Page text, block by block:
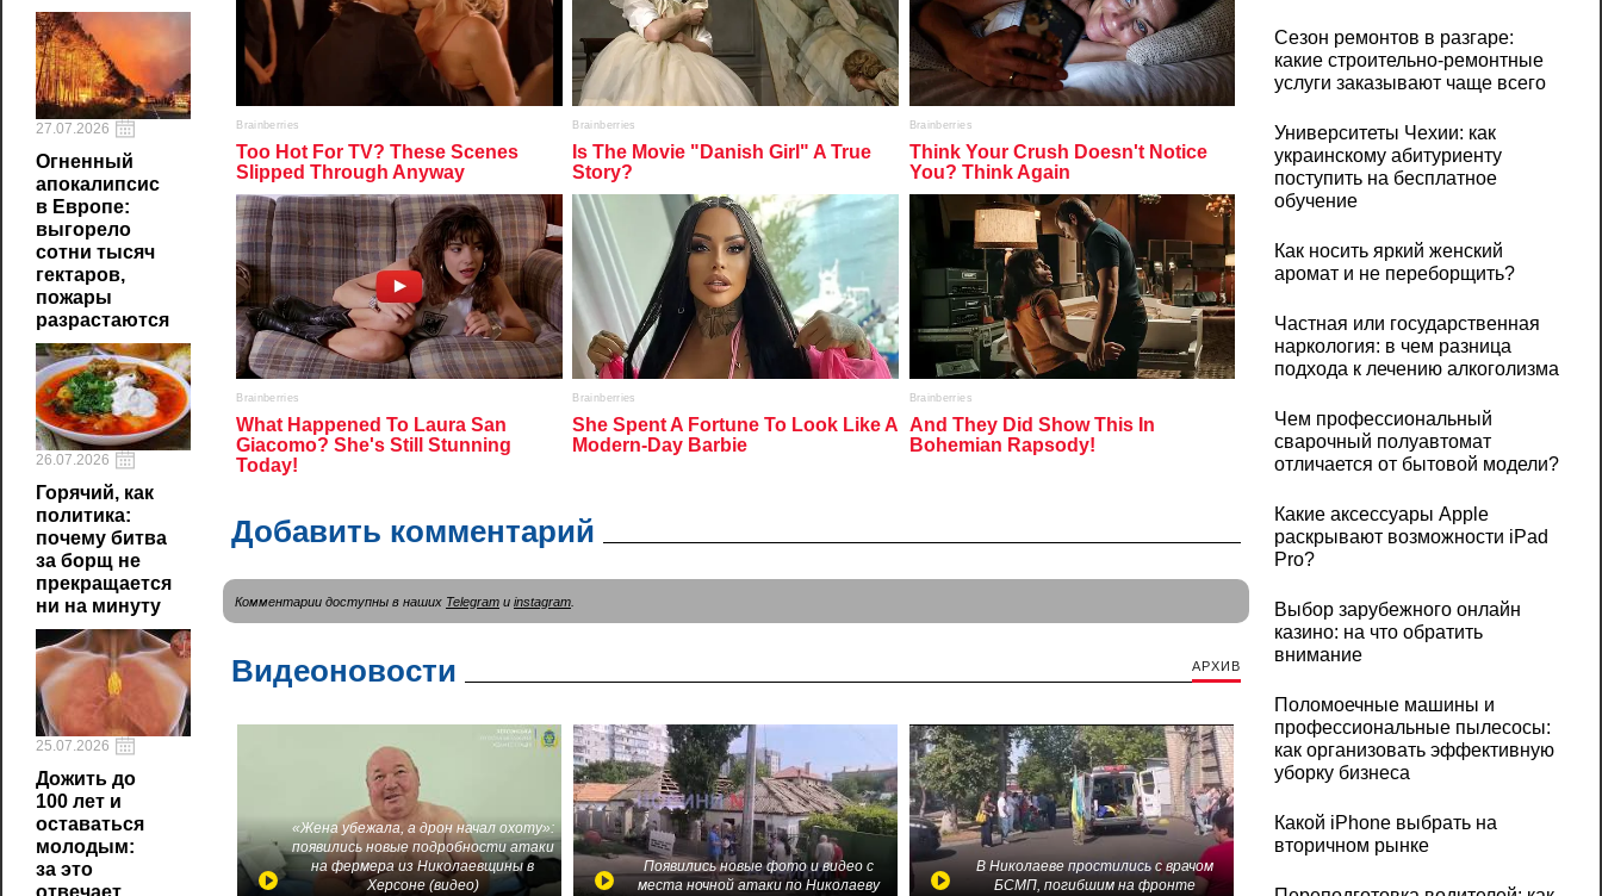
27.07.2026
Огненный
апокалипсис
в Европе:
выгорело
сотни тысяч
гектаров,
пожары
разрастаются
26.07.2026
Горячий, как
политика:
почему битва
за борщ не
прекращается
ни на минуту
25.07.2026
Дожить до
100 лет и
оставаться
молодым:
за это
отвечает
Добавить комментарий
Комментарии доступны в наших Telegram и instagram
Видеоновости АРХИВ
«Жена убежала, а дрон начал охоту»:
появились новые подробности атаки
на фермера из Николаевщины в
Херсоне (видео)
Появились новые фото и видео с
места ночной атаки по Николаеву
В Николаеве простились с врачом
БСМП, погибшим на фронте
Сезон ремонтов в разгаре:
какие строительно-ремонтные
услуги заказывают чаще всего
Университеты Чехии: как
украинскому абитуриенту
поступить на бесплатное
обучение
Как носить яркий женский
аромат и не переборщить?
Частная или государственная
наркология: в чем разница
подхода к лечению алкоголизма
Чем профессиональный
сварочный полуавтомат
отличается от бытовой модели?
Какие аксессуары Apple
раскрывают возможности iPad
Pro?
Выбор зарубежного онлайн
казино: на что обратить
внимание
Поломоечные машины и
профессиональные пылесосы:
как организовать эффективную
уборку бизнеса
Какой iPhone выбрать на
вторичном рынке